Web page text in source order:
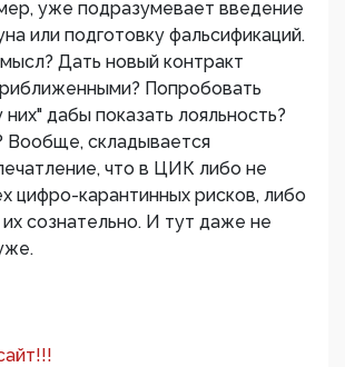
уже подразумевает введение
или подготовку фальсификаций.
Дать новый контракт
Попробовать
них" дабы показать лояльность?
Вообще, складывается
что в ЦИК либо не
цифро-карантинных рисков, либо
сознательно. И тут даже не